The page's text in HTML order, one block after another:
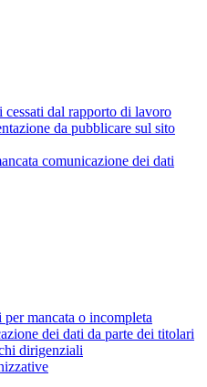
cessati dal rapporto di lavoro
da pubblicare sul sito
comunicazione dei dati
per mancata o incompleta
dei dati da parte dei titolari
dirigenziali